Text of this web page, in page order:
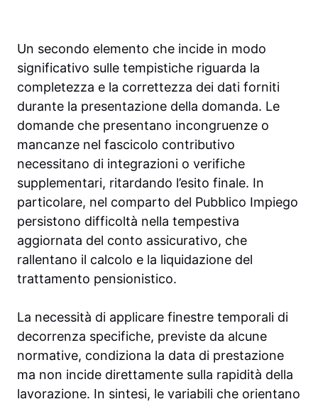
Un secondo elemento che incide in modo
significativo sulle tempistiche riguarda la
completezza e la correttezza dei dati forniti
durante la presentazione della domanda. Le
domande che presentano incongruenze o
mancanze nel fascicolo contributivo
necessitano di integrazioni o verifiche
supplementari, ritardando l’esito finale. In
particolare, nel comparto del Pubblico Impiego
persistono difficoltà nella tempestiva
aggiornata del conto assicurativo, che
rallentano il calcolo e la liquidazione del
trattamento pensionistico.
La necessità di applicare finestre temporali di
decorrenza specifiche, previste da alcune
normative, condiziona la data di prestazione
ma non incide direttamente sulla rapidità della
lavorazione. In sintesi, le variabili che orientano